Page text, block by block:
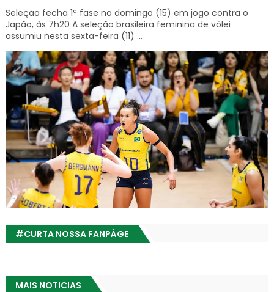
Seleção fecha 1ª fase no domingo (15) em jogo contra o
Japão, às 7h20 A seleção brasileira feminina de vôlei
assumiu nesta sexta-feira (11) ...
#CURTA NOSSA FANPÁGE
MAIS NOTICIAS